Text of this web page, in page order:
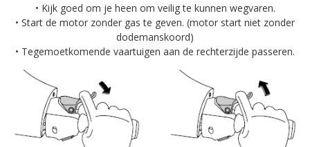
• Kijk goed om je heen om veilig te kunnen wegvaren.
• Start de motor zonder gas te geven. (motor start niet zonder
dodemanskoord)
• Tegemoetkomende vaartuigen aan de rechterzijde passeren.